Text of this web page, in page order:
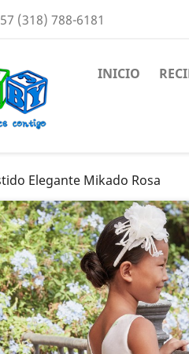
(318) 788-6181
INICIO
Elegante Mikado Rosa